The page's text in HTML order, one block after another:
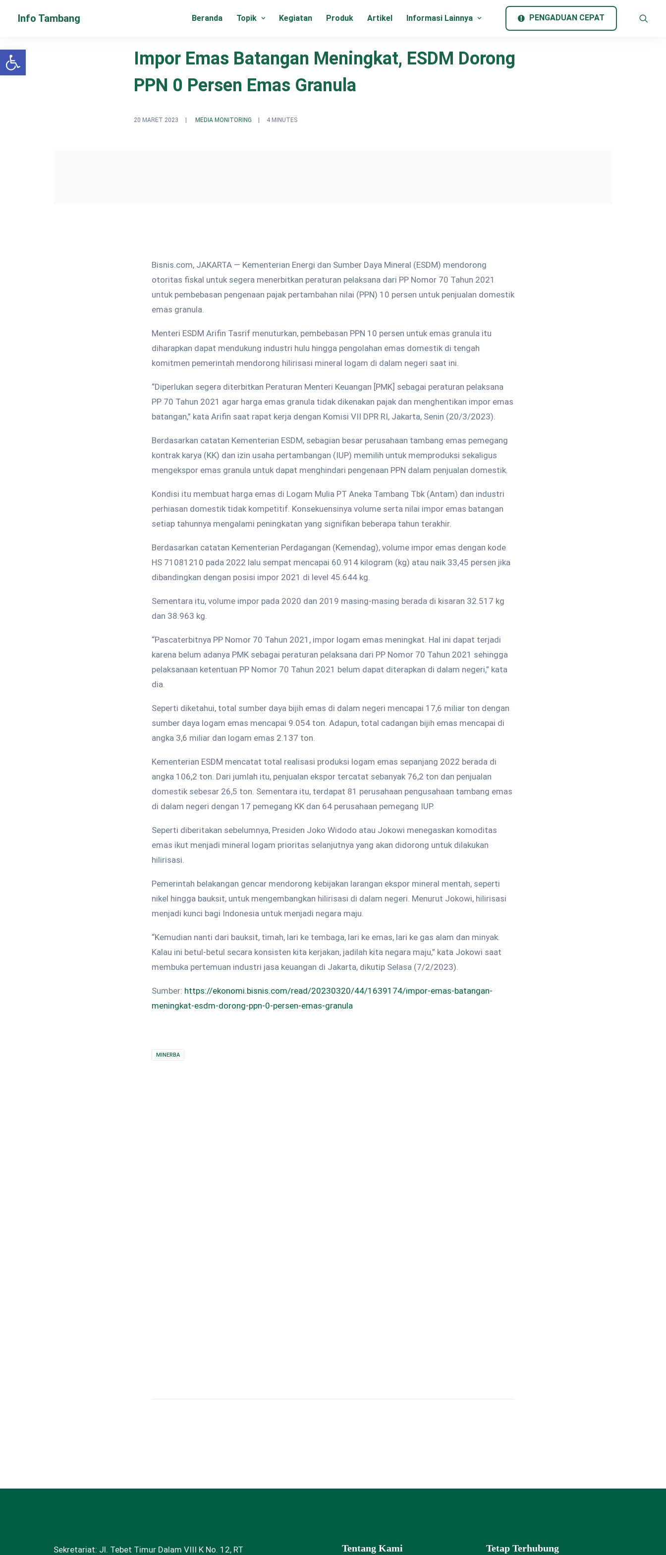
Info Tambang Beranda Topik Kegiatan Produk Artikel Informasi Lainnya PENGADUAN CEPAT
Impor Emas Batangan Meningkat, ESDM Dorong
PPN 0 Persen Emas Granula
20 MARET 2023 MEDIA MONITORING 4 MINUTES
Bisnis.com, JAKARTA — Kementerian Energi dan Sumber Daya Mineral (ESDM) mendorong
otoritas fiskal untuk segera menerbitkan peraturan pelaksana dari PP Nomor 70 Tahun 2021
untuk pembebasan pengenaan pajak pertambahan nilai (PPN) 10 persen untuk penjualan domestik
emas granula.
Menteri ESDM Arifin Tasrif menuturkan, pembebasan PPN 10 persen untuk emas granula itu
diharapkan dapat mendukung industri hulu hingga pengolahan emas domestik di tengah
komitmen pemerintah mendorong hilirisasi mineral logam di dalam negeri saat ini.
“Diperlukan segera diterbitkan Peraturan Menteri Keuangan [PMK] sebagai peraturan pelaksana
PP 70 Tahun 2021 agar harga emas granula tidak dikenakan pajak dan menghentikan impor emas
batangan,” kata Arifin saat rapat kerja dengan Komisi VII DPR RI, Jakarta, Senin (20/3/2023).
Berdasarkan catatan Kementerian ESDM, sebagian besar perusahaan tambang emas pemegang
kontrak karya (KK) dan izin usaha pertambangan (IUP) memilih untuk memproduksi sekaligus
mengekspor emas granula untuk dapat menghindari pengenaan PPN dalam penjualan domestik.
Kondisi itu membuat harga emas di Logam Mulia PT Aneka Tambang Tbk (Antam) dan industri
perhiasan domestik tidak kompetitif. Konsekuensinya volume serta nilai impor emas batangan
setiap tahunnya mengalami peningkatan yang signifikan beberapa tahun terakhir.
Berdasarkan catatan Kementerian Perdagangan (Kemendag), volume impor emas dengan kode
HS 71081210 pada 2022 lalu sempat mencapai 60.914 kilogram (kg) atau naik 33,45 persen jika
dibandingkan dengan posisi impor 2021 di level 45.644 kg.
Sementara itu, volume impor pada 2020 dan 2019 masing-masing berada di kisaran 32.517 kg
dan 38.963 kg.
“Pascaterbitnya PP Nomor 70 Tahun 2021, impor logam emas meningkat. Hal ini dapat terjadi
karena belum adanya PMK sebagai peraturan pelaksana dari PP Nomor 70 Tahun 2021 sehingga
pelaksanaan ketentuan PP Nomor 70 Tahun 2021 belum dapat diterapkan di dalam negeri,” kata
dia.
Seperti diketahui, total sumber daya bijih emas di dalam negeri mencapai 17,6 miliar ton dengan
sumber daya logam emas mencapai 9.054 ton. Adapun, total cadangan bijih emas mencapai di
angka 3,6 miliar dan logam emas 2.137 ton.
Kementerian ESDM mencatat total realisasi produksi logam emas sepanjang 2022 berada di
angka 106,2 ton. Dari jumlah itu, penjualan ekspor tercatat sebanyak 76,2 ton dan penjualan
domestik sebesar 26,5 ton. Sementara itu, terdapat 81 perusahaan pengusahaan tambang emas
di dalam negeri dengan 17 pemegang KK dan 64 perusahaan pemegang IUP.
Seperti diberitakan sebelumnya, Presiden Joko Widodo atau Jokowi menegaskan komoditas
emas ikut menjadi mineral logam prioritas selanjutnya yang akan didorong untuk dilakukan
hilirisasi.
Pemerintah belakangan gencar mendorong kebijakan larangan ekspor mineral mentah, seperti
nikel hingga bauksit, untuk mengembangkan hilirisasi di dalam negeri. Menurut Jokowi, hilirisasi
menjadi kunci bagi Indonesia untuk menjadi negara maju.
“Kemudian nanti dari bauksit, timah, lari ke tembaga, lari ke emas, lari ke gas alam dan minyak.
Kalau ini betul-betul secara konsisten kita kerjakan, jadilah kita negara maju,” kata Jokowi saat
membuka pertemuan industri jasa keuangan di Jakarta, dikutip Selasa (7/2/2023).
Sumber: https://ekonomi.bisnis.com/read/20230320/44/1639174/impor-emas-batangan-
meningkat-esdm-dorong-ppn-0-persen-emas-granula
MINERBA
Sekretariat: Jl. Tebet Timur Dalam VIII K No. 12, RT Tentang Kami Tetap Terhubung
Open toolbar